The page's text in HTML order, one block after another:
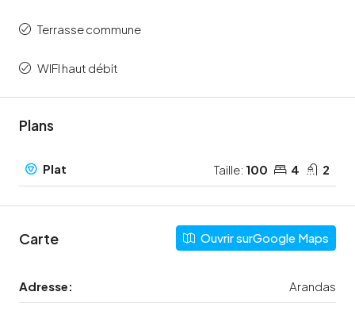
Terrasse commune
WIFI haut débit
Plans
Plat Taille: 100 4 2
Carte Ouvrir surGoogle Maps
Adresse: Arandas